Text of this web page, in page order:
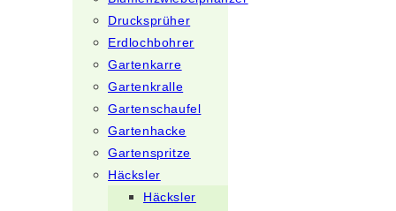
Drucksprüher
Erdlochbohrer
Gartenkarre
Gartenkralle
Gartenschaufel
Gartenhacke
Gartenspritze
Häcksler
Häcksler